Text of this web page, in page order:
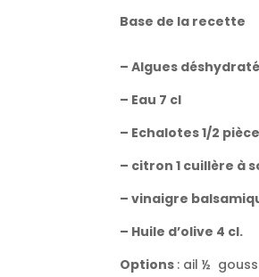
Base de la recette
– Algues
– Eau 7 cl
– Echalotes 1/2
– citron 1 cuillère à
– vinaigre
– Huile d’olive 4 cl.
Options : ail ½